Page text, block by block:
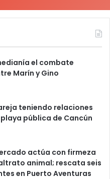
el combate
Marín y Gino
teniendo relaciones
pública de Cancún
actúa con firmeza
animal; rescata seis
en Puerto Aventuras